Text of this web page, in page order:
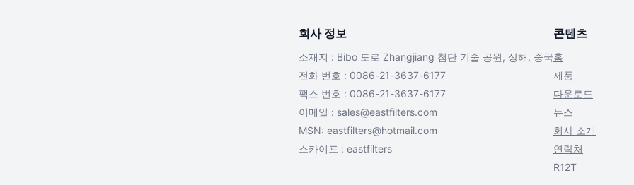
회사 정보
소재지 : Bibo 도로 Zhangjiang 첨단 기술 공원, 상해, 중국
전화 번호 : 0086-21-3637-6177
팩스 번호 : 0086-21-3637-6177
이메일 : sales@eastfilters.com
MSN: eastfilters@hotmail.com
스카이프 : eastfilters
콘텐츠
홈
제품
다운로드
뉴스
회사 소개
연락처
R12T